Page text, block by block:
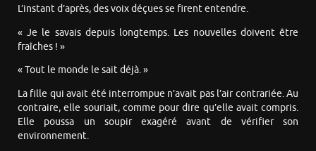
L’instant d’après, des voix déçues se firent entendre.
« Je le savais depuis longtemps. Les nouvelles doivent être
fraîches ! »
« Tout le monde le sait déjà. »
La fille qui avait été interrompue n’avait pas l’air contrariée. Au
contraire, elle souriait, comme pour dire qu’elle avait compris.
Elle poussa un soupir exagéré avant de vérifier son
environnement.